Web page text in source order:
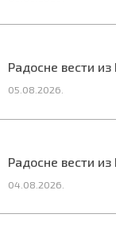
Радосне вести из
05.08.2026.
Радосне вести из
04.08.2026.